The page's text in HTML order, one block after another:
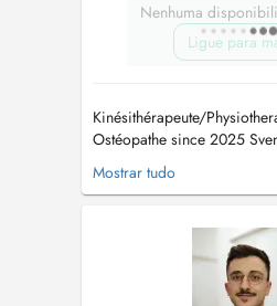
Nenhuma
Ligue para
Kinésithérapeute/
Ostéopathe since 2025
these Areas: - Ostéopathie -
Traumatology Physiotherapy
- Functional Flossing -
Therapy - Manual Thera...
Mostrar tudo